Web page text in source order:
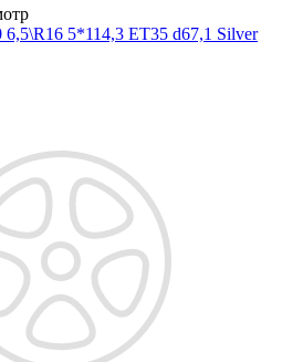
5*114,3 ET35 d67,1 Silver